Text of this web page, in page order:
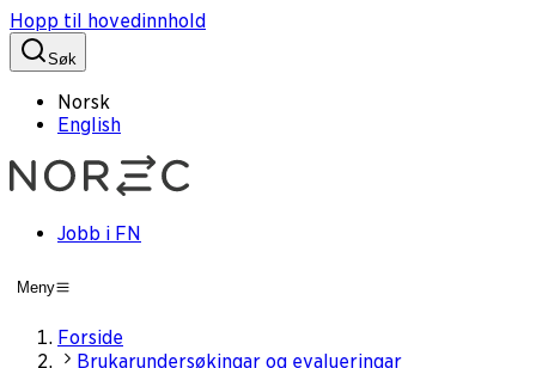
Hopp til hovedinnhold
Søk
Norsk
English
Jobb i FN
Meny
Forside
Brukarundersøkingar og evalueringar